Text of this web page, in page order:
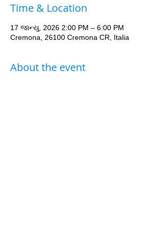
Time & Location
17 જાન્યુ, 2026 2:00 PM – 6:00 PM
Cremona, 26100 Cremona CR, Italia
About the event